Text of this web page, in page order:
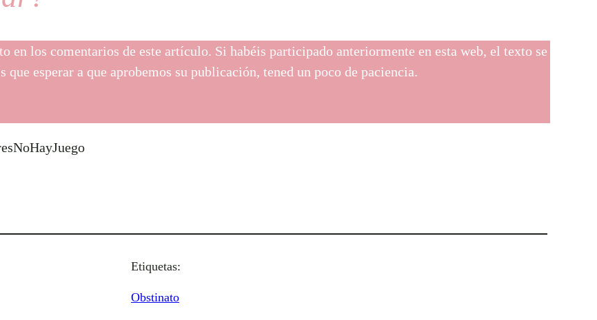
en los comentarios de este artículo. Si habéis participado anteriormente en esta web, el texto se
esperar a que aprobemos su publicación, tened un poco de paciencia.
Etiquetas:
Obstinato